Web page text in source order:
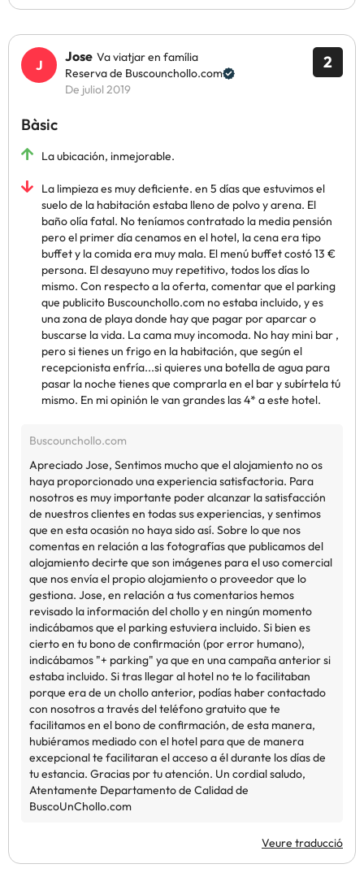
2
Jose Va viatjar en família
Reserva de Buscounchollo.com
De juliol 2019
Bàsic
La ubicación, inmejorable.
La limpieza es muy deficiente. en 5 días que estuvimos el
suelo de la habitación estaba lleno de polvo y arena. El
baño olía fatal. No teníamos contratado la media pensión
pero el primer día cenamos en el hotel, la cena era tipo
buffet y la comida era muy mala. El menú buffet costó 13 €
persona. El desayuno muy repetitivo, todos los días lo
mismo. Con respecto a la oferta, comentar que el parking
que publicito Buscounchollo.com no estaba incluido, y es
una zona de playa donde hay que pagar por aparcar o
buscarse la vida. La cama muy incomoda. No hay mini bar ,
pero si tienes un frigo en la habitación, que según el
recepcionista enfría...si quieres una botella de agua para
pasar la noche tienes que comprarla en el bar y subírtela tú
mismo. En mi opinión le van grandes las 4* a este hotel.
Veure traducció